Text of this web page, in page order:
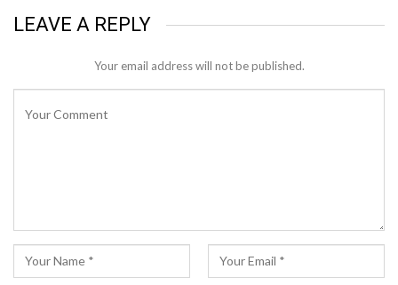
LEAVE A REPLY
Your email address will not be published.